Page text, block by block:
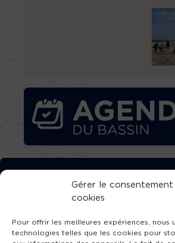
Gérer le consentement
cookies
Pour offrir les meilleures expériences, nous
technologies telles que les cookies pour
TÉLÉCHARGEZ
L’APPLICATION